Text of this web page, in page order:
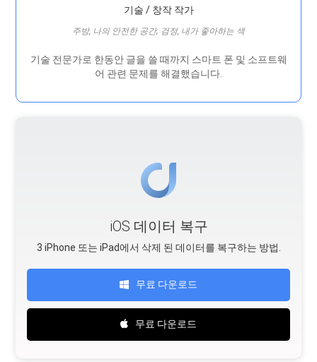
기술 / 창작 작가
주방, 나의 안전한 공간; 검정, 내가 좋아하는 색
기술 전문가로 한동안 글을 쓸 때까지 스마트 폰 및 소프트웨
어 관련 문제를 해결했습니다.
iOS 데이터 복구
3 iPhone 또는 iPad에서 삭제 된 데이터를 복구하는 방법.
무료 다운로드
무료 다운로드